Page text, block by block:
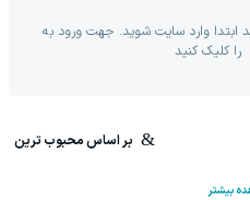
ابتدا وارد سایت شوید. جهت ورود به
را کلیک کنید
بر اساس محبوب ترین
بیشتر